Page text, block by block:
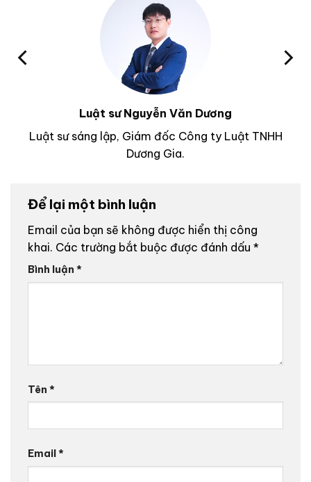
Luật sư Nguyễn Văn Dương
Luật sư sáng lập, Giám đốc Công ty Luật TNHH
Dương Gia.
Để lại một bình luận
Email của bạn sẽ không được hiển thị công
khai. Các trường bắt buộc được đánh dấu *
Bình luận *
Tên *
Email *